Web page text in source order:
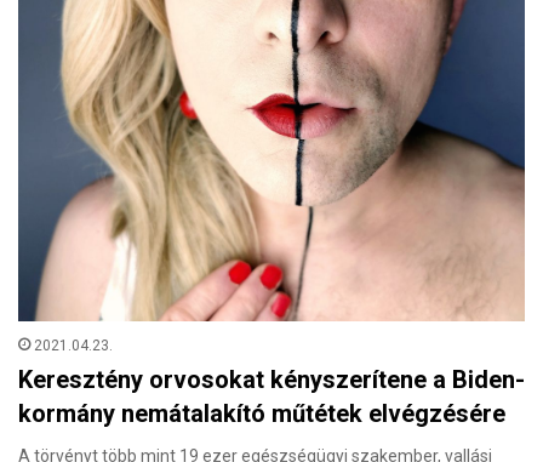
2021.04.23.
Keresztény orvosokat kényszerítene a Biden-
kormány nemátalakító műtétek elvégzésére
A törvényt több mint 19 ezer egészségügyi szakember, vallási